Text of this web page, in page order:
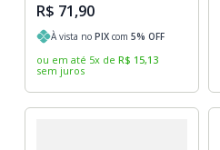
R$ 71,90
À vista noPIX com5% OFF
ou em até 5x de R$ 15,13
sem juros